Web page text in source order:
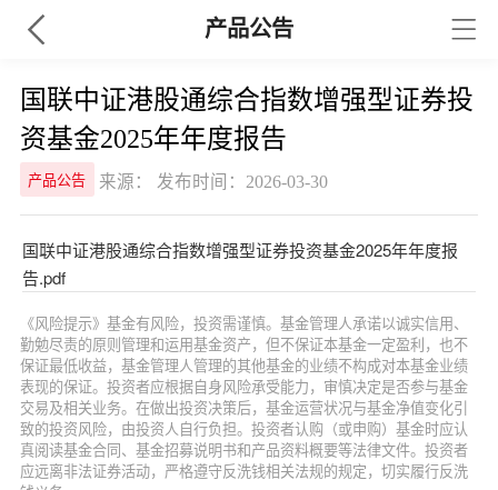
产品公告
国联中证港股通综合指数增强型证券投
资基金2025年年度报告
产品公告 来源： 发布时间：2026-03-30
国联中证港股通综合指数增强型证券投资基金2025年年度报
告.pdf
《风险提示》基金有风险，投资需谨慎。基金管理人承诺以诚实信用、
勤勉尽责的原则管理和运用基金资产，但不保证本基金一定盈利，也不
保证最低收益，基金管理人管理的其他基金的业绩不构成对本基金业绩
表现的保证。投资者应根据自身风险承受能力，审慎决定是否参与基金
交易及相关业务。在做出投资决策后，基金运营状况与基金净值变化引
致的投资风险，由投资人自行负担。投资者认购（或申购）基金时应认
真阅读基金合同、基金招募说明书和产品资料概要等法律文件。投资者
应远离非法证券活动，严格遵守反洗钱相关法规的规定，切实履行反洗